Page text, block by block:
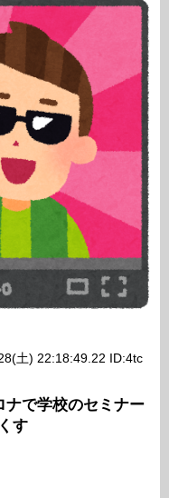
土) 22:18:49.22 ID:4tc
ナで学校のセミナー
す